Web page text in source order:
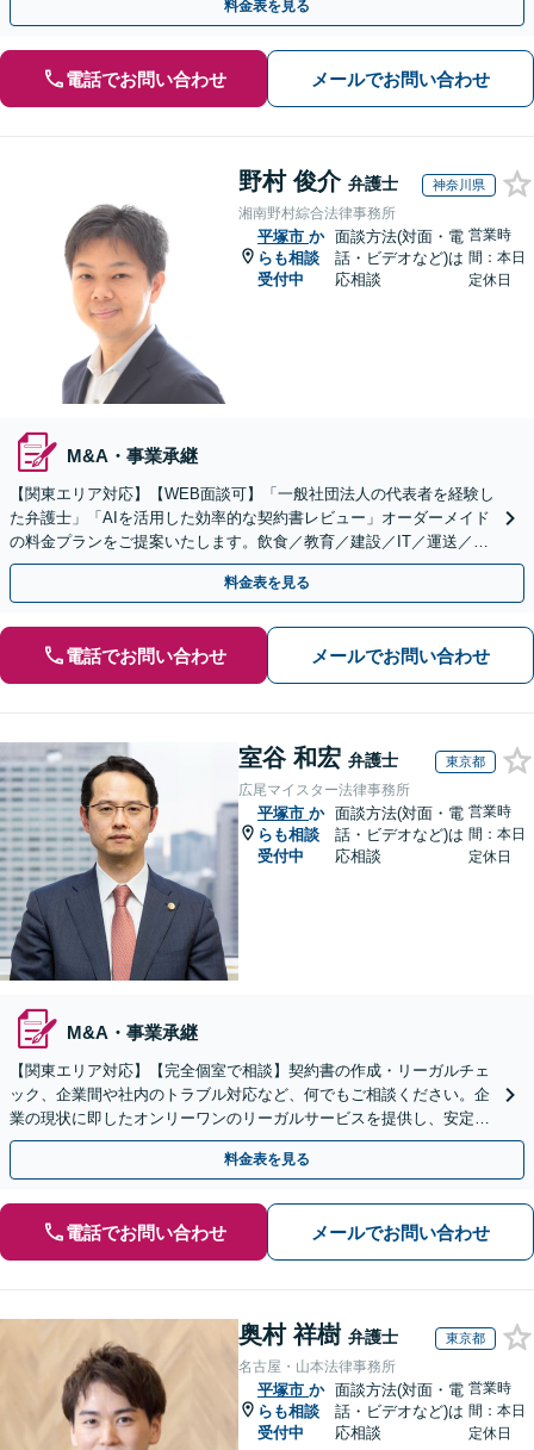
料金表を見る
電話でお問い合わせ メールでお問い合わせ
野村 俊介 弁護士 神奈川県
湘南野村綜合法律事務所
平塚市 か
らも相談
受付中
面談方法(対面・電
話・ビデオなど)は
応相談
営業時
間：本日
定休日
M&A・事業承継
【関東エリア対応】【WEB面談可】「一般社団法人の代表者を経験し
た弁護士」「AIを活用した効率的な契約書レビュー」オーダーメイド
の料金プランをご提案いたします。飲食／教育／建設／IT／運送／不
動産／メーカー／社会福祉法人など幅広い業界に対応
料金表を見る
電話でお問い合わせ メールでお問い合わせ
室谷 和宏 弁護士 東京都
広尾マイスター法律事務所
平塚市 か
らも相談
受付中
面談方法(対面・電
話・ビデオなど)は
応相談
営業時
間：本日
定休日
M&A・事業承継
【関東エリア対応】【完全個室で相談】契約書の作成・リーガルチェ
ック、企業間や社内のトラブル対応など、何でもご相談ください。企
業の現状に即したオンリーワンのリーガルサービスを提供し、安定し
た経営をサポートいたします。【電話・WEB面談可】
料金表を見る
電話でお問い合わせ メールでお問い合わせ
奥村 祥樹 弁護士 東京都
名古屋・山本法律事務所
平塚市 か
らも相談
受付中
面談方法(対面・電
話・ビデオなど)は
応相談
営業時
間：本日
定休日